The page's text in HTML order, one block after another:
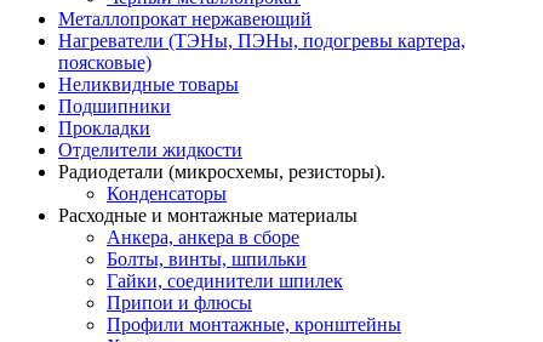
Металлопрокат нержавеющий
Нагреватели (ТЭНы, ПЭНы, подогревы картера,
поясковые)
Неликвидные товары
Подшипники
Прокладки
Отделители жидкости
Радиодетали (микросхемы, резисторы).
Конденсаторы
Расходные и монтажные материалы
Анкера, анкера в сборе
Болты, винты, шпильки
Гайки, соединители шпилек
Припои и флюсы
Профили монтажные, кронштейны